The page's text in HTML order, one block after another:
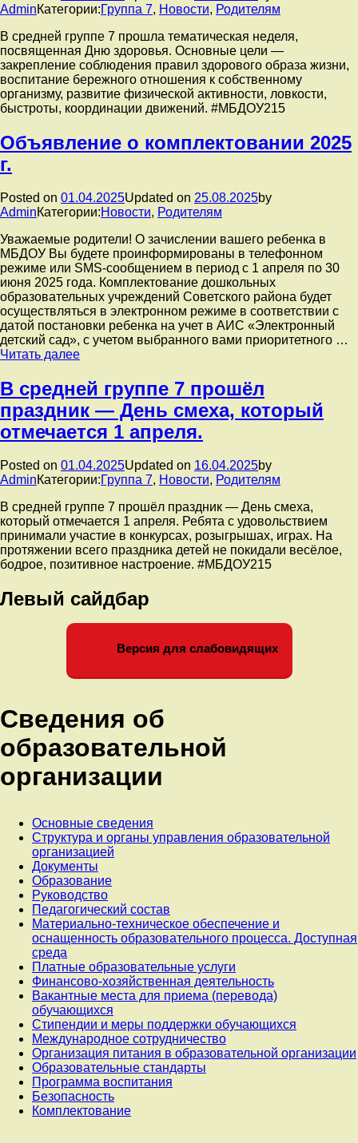
AdminКатегории: Группа 7, Новости, Родителям
В средней группе 7 прошла тематическая неделя,
посвященная Дню здоровья. Основные цели —
закрепление соблюдения правил здорового образа жизни,
воспитание бережного отношения к собственному
организму, развитие физической активности, ловкости,
быстроты, координации движений. #МБДОУ215
Объявление о комплектовании 2025
г.
Posted on 01.04.2025Updated on 25.08.2025by
AdminКатегории:Новости, Родителям
Уважаемые родители! О зачислении вашего ребенка в
МБДОУ Вы будете проинформированы в телефонном
режиме или SMS-сообщением в период с 1 апреля по 30
июня 2025 года. Комплектование дошкольных
образовательных учреждений Советского района будет
осуществляться в электронном режиме в соответствии с
датой постановки ребенка на учет в АИС «Электронный
детский сад», с учетом выбранного вами приоритетного …
Читать далееОбъявление
комплектовании
2025
г.
В средней группе 7 прошёл
праздник — День смеха, который
отмечается 1 апреля.
Posted on 01.04.2025Updated on 16.04.2025by
AdminКатегории:Группа 7, Новости, Родителям
В средней группе 7 прошёл праздник — День смеха,
который отмечается 1 апреля. Ребята с удовольствием
принимали участие в конкурсах, розыгрышах, играх. На
протяжении всего праздника детей не покидали весёлое,
бодрое, позитивное настроение. #МБДОУ215
Левый сайдбар
Версия для слабовидящих
Сведения об
образовательной
организации
Основные сведения
Структура и органы управления образовательной
организацией
Документы
Образование
Руководство
Педагогический состав
Материально-техническое обеспечение и
оснащенность образовательного процесса. Доступная
среда
Платные образовательные услуги
Финансово-хозяйственная деятельность
Вакантные места для приема (перевода)
обучающихся
Стипендии и меры поддержки обучающихся
Международное сотрудничество
Организация питания в образовательной организации
Образовательные стандарты
Программа воспитания
Безопасность
Комплектование